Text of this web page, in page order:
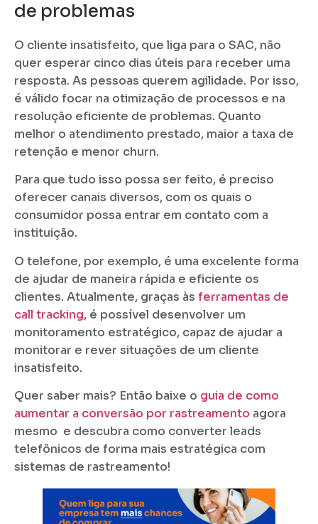
de problemas
O cliente insatisfeito, que liga para o SAC, não
quer esperar cinco dias úteis para receber uma
resposta. As pessoas querem agilidade. Por isso,
é válido focar na otimização de processos e na
resolução eficiente de problemas. Quanto
melhor o atendimento prestado, maior a taxa de
retenção e menor churn.
Para que tudo isso possa ser feito, é preciso
oferecer canais diversos, com os quais o
consumidor possa entrar em contato com a
instituição.
O telefone, por exemplo, é uma excelente forma
de ajudar de maneira rápida e eficiente os
clientes. Atualmente, graças às ferramentas de
call tracking, é possível desenvolver um
monitoramento estratégico, capaz de ajudar a
monitorar e rever situações de um cliente
insatisfeito.
Quer saber mais? Então baixe o guia de como
aumentar a conversão por rastreamento agora
mesmo e descubra como converter leads
telefônicos de forma mais estratégica com
sistemas de rastreamento!